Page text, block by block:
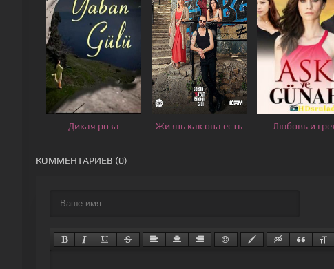
Дикая роза Жизнь как она есть Любовь и
КОММЕНТАРИЕВ (0)